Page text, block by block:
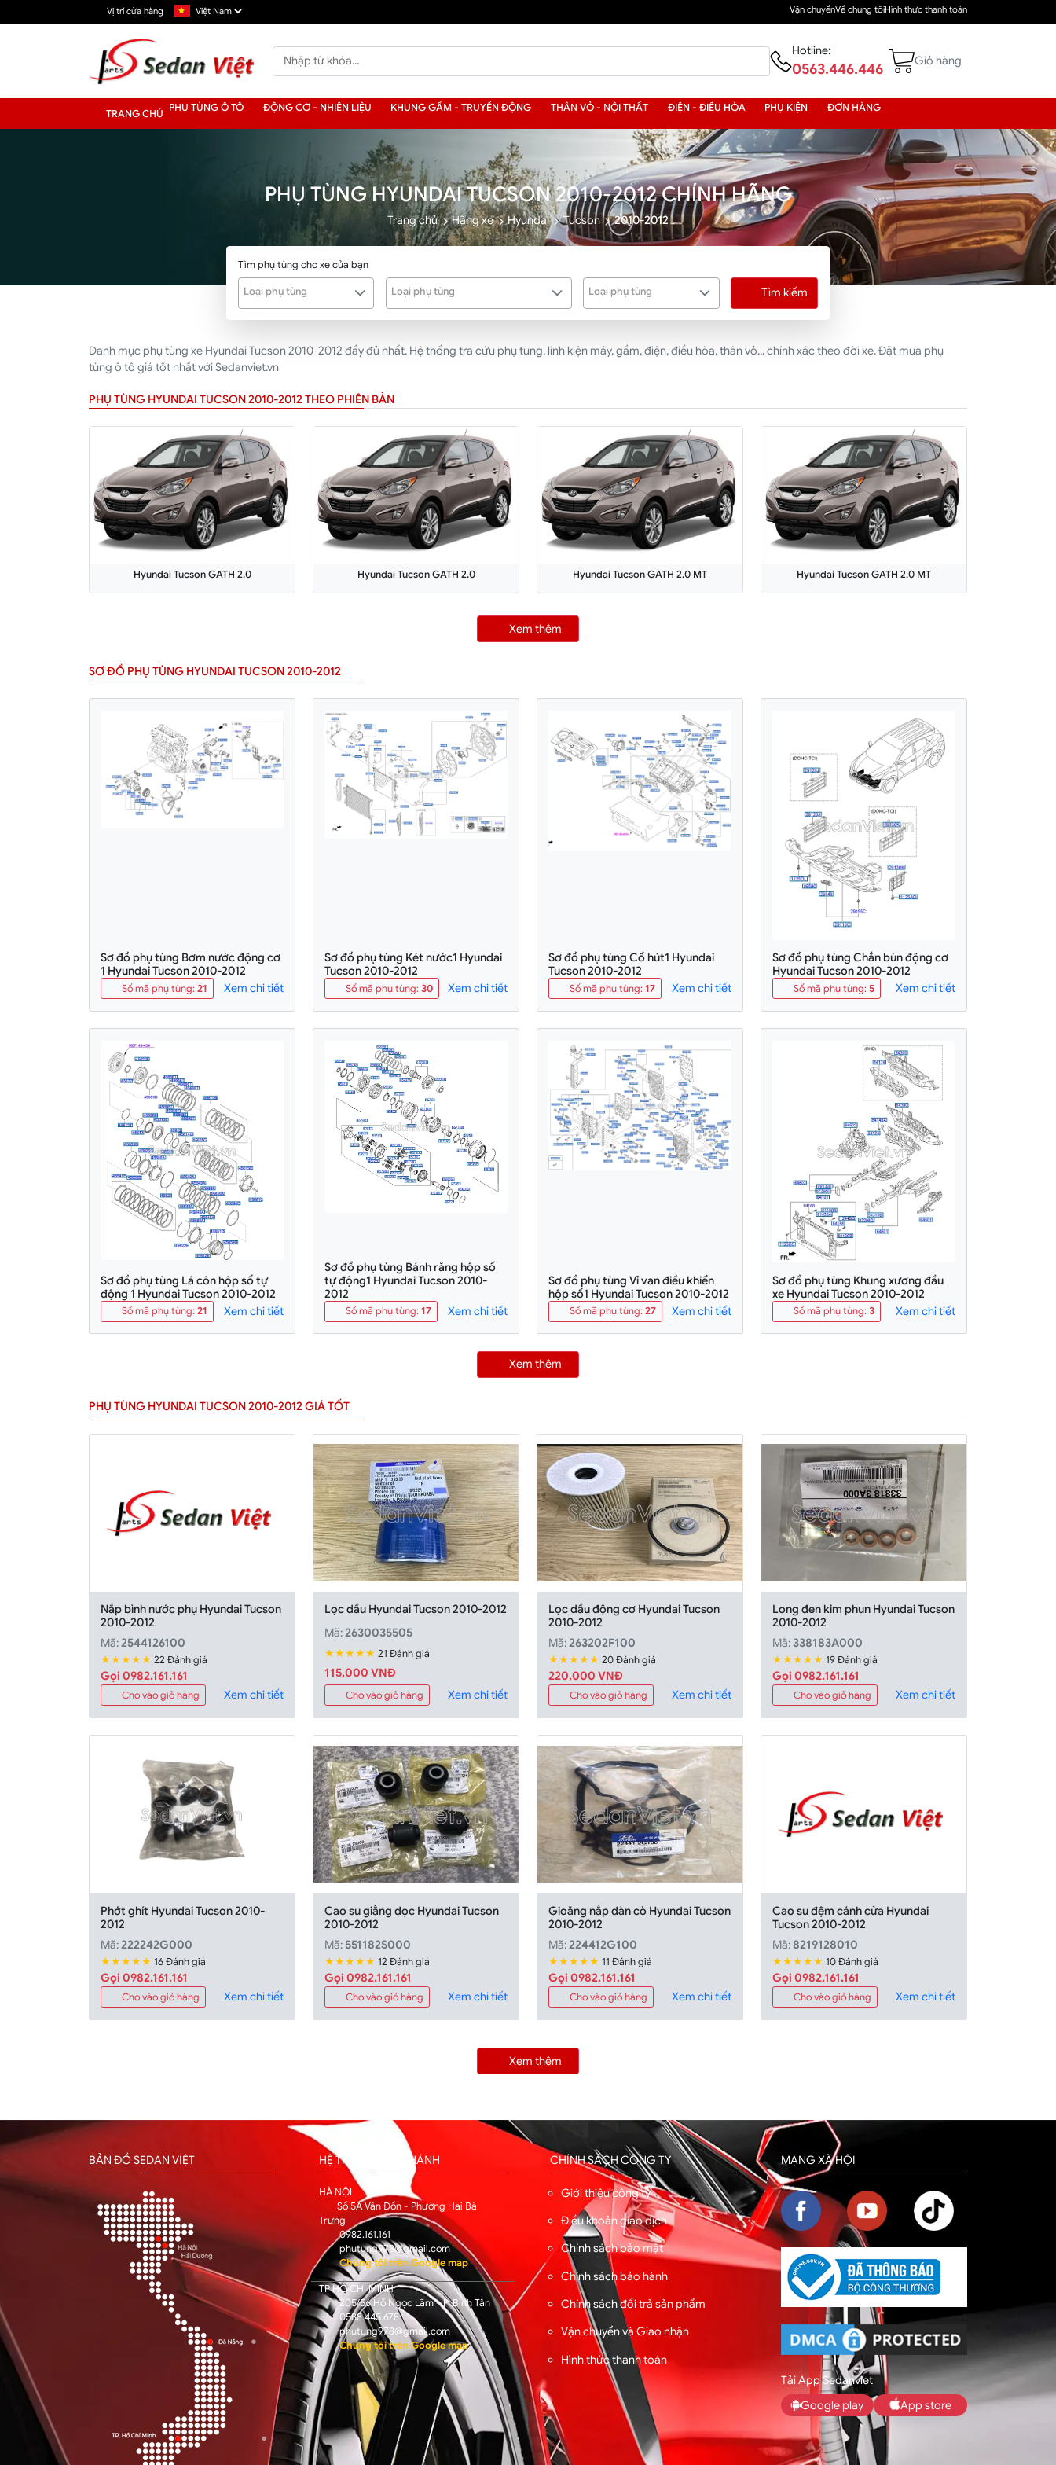
Vị trí cửa hàng Vận chuyểnVề chúng tôiHình thức thanh toán
Hotline:
0563.446.446 Giỏ hàng
TRANG CHỦ PHỤ TÙNG Ô TÔ ĐỘNG CƠ - NHIÊN LIỆU KHUNG GẦM - TRUYỀN ĐỘNG THÂN VỎ - NỘI THẤT ĐIỆN - ĐIỀU HÒA PHỤ KIỆN ĐƠN HÀNG
PHỤ TÙNG HYUNDAI TUCSON 2010-2012 CHÍNH HÃNG
Trang chủ Hãng xe Hyundai Tucson 2010-2012
Tìm phụ tùng cho xe của bạn
Loại phụ tùng Loại phụ tùng Loại phụ tùng Tìm kiếm
Danh mục phụ tùng xe Hyundai Tucson 2010-2012 đầy đủ nhất. Hệ thống tra cứu phụ tùng, linh kiện máy, gầm, điện, điều hòa, thân vỏ... chính xác theo đời xe. Đặt mua phụ
tùng ô tô giá tốt nhất với Sedanviet.vn
PHỤ TÙNG HYUNDAI TUCSON 2010-2012 THEO PHIÊN BẢN
Hyundai Tucson GATH 2.0 Hyundai Tucson GATH 2.0 Hyundai Tucson GATH 2.0 MT Hyundai Tucson GATH 2.0 MT
Xem thêm
SƠ ĐỒ PHỤ TÙNG HYUNDAI TUCSON 2010-2012
Sơ đồ phụ tùng Bơm nước động cơ
1 Hyundai Tucson 2010-2012
Số mã phụ tùng:21 Xem chi tiết
Sơ đồ phụ tùng Két nước1 Hyundai
Tucson 2010-2012
Số mã phụ tùng:30 Xem chi tiết
Sơ đồ phụ tùng Cổ hút1 Hyundai
Tucson 2010-2012
Số mã phụ tùng:17 Xem chi tiết
Sơ đồ phụ tùng Chắn bùn động cơ
Hyundai Tucson 2010-2012
Số mã phụ tùng:5 Xem chi tiết
Sơ đồ phụ tùng Lá côn hộp số tự
động 1 Hyundai Tucson 2010-2012
Số mã phụ tùng:21 Xem chi tiết
Sơ đồ phụ tùng Bánh răng hộp số
tự động1 Hyundai Tucson 2010-
2012
Số mã phụ tùng:17 Xem chi tiết
Sơ đồ phụ tùng Vỉ van điều khiển
hộp số1 Hyundai Tucson 2010-2012
Số mã phụ tùng:27 Xem chi tiết
Sơ đồ phụ tùng Khung xương đầu
xe Hyundai Tucson 2010-2012
Số mã phụ tùng:3 Xem chi tiết
Xem thêm
PHỤ TÙNG HYUNDAI TUCSON 2010-2012 GIÁ TỐT
Nắp bình nước phụ Hyundai Tucson
2010-2012
Mã:2544126100
★★★★★ 22 Đánh giá
Gọi 0982.161.161
Cho vào giỏ hàng Xem chi tiết
Lọc dầu Hyundai Tucson 2010-2012
Mã:2630035505
★★★★★ 21 Đánh giá
115,000 VNĐ
Cho vào giỏ hàng Xem chi tiết
Lọc dầu động cơ Hyundai Tucson
2010-2012
Mã:263202F100
★★★★★ 20 Đánh giá
220,000 VNĐ
Cho vào giỏ hàng Xem chi tiết
Long đen kim phun Hyundai Tucson
2010-2012
Mã: 338183A000
★★★★★ 19 Đánh giá
Gọi 0982.161.161
Cho vào giỏ hàng Xem chi tiết
Phớt ghít Hyundai Tucson 2010-
2012
Mã:222242G000
★★★★★ 16 Đánh giá
Gọi 0982.161.161
Cho vào giỏ hàng Xem chi tiết
Cao su giằng dọc Hyundai Tucson
2010-2012
Mã: 551182S000
★★★★★ 12 Đánh giá
Gọi 0982.161.161
Cho vào giỏ hàng Xem chi tiết
Gioăng nắp dàn cò Hyundai Tucson
2010-2012
Mã:224412G100
★★★★★ 11 Đánh giá
Gọi 0982.161.161
Cho vào giỏ hàng Xem chi tiết
Cao su đệm cánh cửa Hyundai
Tucson 2010-2012
Mã: 8219128010
★★★★★ 10 Đánh giá
Gọi 0982.161.161
Cho vào giỏ hàng Xem chi tiết
Xem thêm
BẢN ĐỒ SEDAN VIỆT HỆ THỐNG CHI NHÁNH
HÀ NỘI
Số 5A Vân Đồn - Phường Hai Bà
Trưng
0982.161.161
phutung978@gmail.com
Chúng tôi trên Google map
TP HỒ CHÍ MINH
205/56 Hồ Ngọc Lãm - P. Bình Tân
0588.445.678
phutung978@gmail.com
Chúng tôi trên Google map
CHÍNH SÁCH CÔNG TY
Giới thiệu công ty
Điều khoản giao dịch
Chính sách bảo mật
Chính sách bảo hành
Chính sách đổi trả sản phẩm
Vận chuyển và Giao nhận
Hình thức thanh toán
MẠNG XÃ HỘI
Tải App Sedanviet
Google play
App store